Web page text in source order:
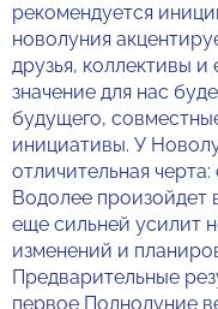
рекомендуется
новолуния
друзья, коллективы
значение для нас
будущего,
инициативы. У
отличительная
Водолее произойдет
еще сильней усилит
изменений и
Предварительные
первое Полнолуние